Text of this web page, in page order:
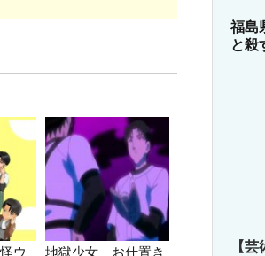
ウ
地獄少女 お仕置き
福島
と殺
【